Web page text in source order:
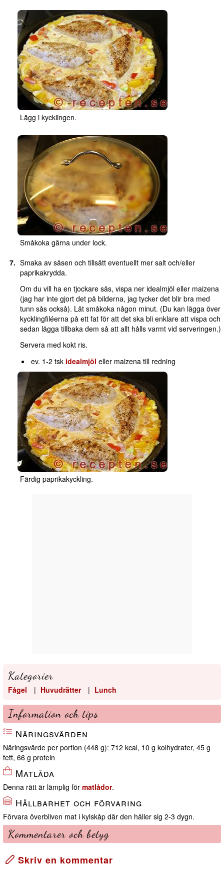
Lägg i kycklingen.
Småkoka gärna under lock.
Smaka av såsen och tillsätt eventuellt mer salt och/eller
paprikakrydda.
Om du vill ha en tjockare sås, vispa ner idealmjöl eller maizena
(jag har inte gjort det på bilderna, jag tycker det blir bra med
tunn sås också). Låt småkoka någon minut. (Du kan lägga över
kycklingfiléerna på ett fat för att det ska bli enklare att vispa och
sedan lägga tillbaka dem så att allt hålls varmt vid serveringen.)
Servera med kokt ris.
ev. 1-2 tsk idealmjöl eller maizena till redning
Färdig paprikakyckling.
Kategorier
Fågel | Huvudrätter | Lunch
Information och tips
Näringsvärden
Näringsvärde per portion (448 g): 712 kcal, 10 g kolhydrater, 45 g
fett, 66 g protein
Matlåda
Denna rätt är lämplig för matlådor.
Hållbarhet och förvaring
Förvara överbliven mat i kylskåp där den håller sig 2-3 dygn.
Kommentarer och betyg
Skriv en kommentar